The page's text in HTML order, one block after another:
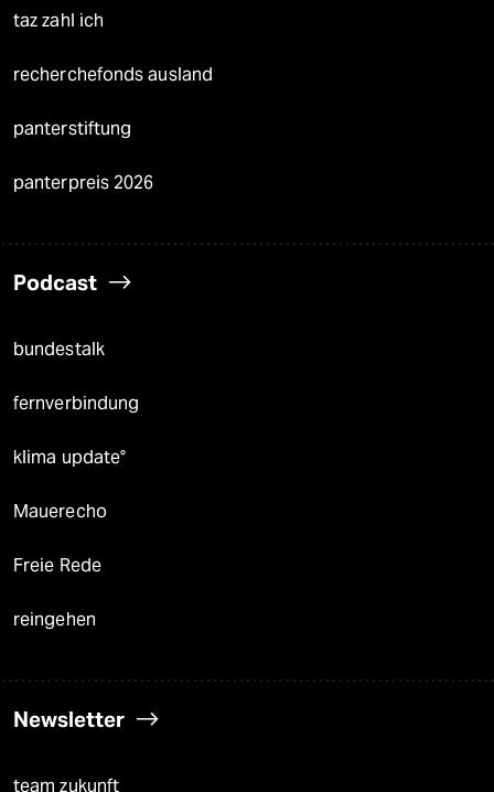
taz zahl ich
recherchefonds ausland
panterstiftung
panterpreis 2026
Podcast
bundestalk
fernverbindung
klima update°
Mauerecho
Freie Rede
reingehen
Newsletter
team zukunft